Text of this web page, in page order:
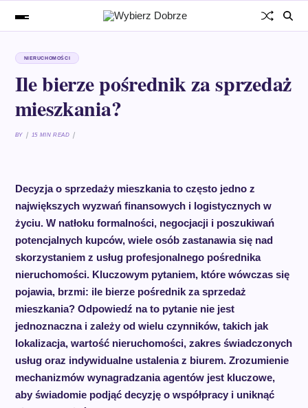
NIERUCHOMOŚCI
Ile bierze pośrednik za sprzedaż
mieszkania?
BY 15 MIN READ
Decyzja o sprzedaży mieszkania to często jedno z
największych wyzwań finansowych i logistycznych w
życiu. W natłoku formalności, negocjacji i poszukiwań
potencjalnych kupców, wiele osób zastanawia się nad
skorzystaniem z usług profesjonalnego pośrednika
nieruchomości. Kluczowym pytaniem, które wówczas się
pojawia, brzmi: ile bierze pośrednik za sprzedaż
mieszkania? Odpowiedź na to pytanie nie jest
jednoznaczna i zależy od wielu czynników, takich jak
lokalizacja, wartość nieruchomości, zakres świadczonych
usług oraz indywidualne ustalenia z biurem. Zrozumienie
mechanizmów wynagradzania agentów jest kluczowe,
aby świadomie podjąć decyzję o współpracy i uniknąć